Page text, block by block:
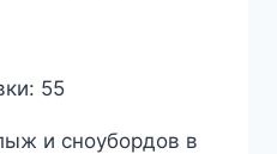
55
и сноубордов в